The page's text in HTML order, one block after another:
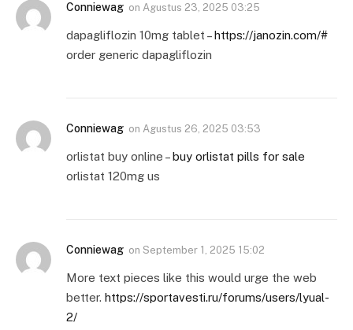
Conniewag on Agustus 23, 2025 03:25
dapagliflozin 10mg tablet –https://janozin.com/#
order generic dapagliflozin
Conniewag on Agustus 26, 2025 03:53
orlistat buy online –buy orlistat pills for sale
orlistat 120mg us
Conniewag on September 1, 2025 15:02
More text pieces like this would urge the web
better. https://sportavesti.ru/forums/users/lyual-
2/